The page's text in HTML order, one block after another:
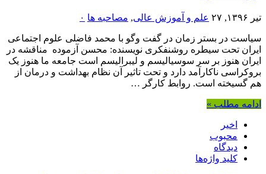
تیر ۱۳۹۶, ۲۷ علم و آموزش عالی, مصاحبه ها ۰
سیاست در بستر زمان در گفت وگو با محمد فاضلی علوم اجتماعی
ایران تحت سیطره روشنفکری نویسنده: محسن آزموده مناقشه در
ایران هنوز بر سر سوسیالیسم و لیبرالیسم است جامعه ما هنوز یک
بروکراسی ناکارآمد دارد و تحت تاثیر آن نظام بهداشت و درمان از
هم گسیخته است. روابط کارگر …
ادامه مطلب »
اخیر
محبوب
دیدگاه
کلید واژه‌ها